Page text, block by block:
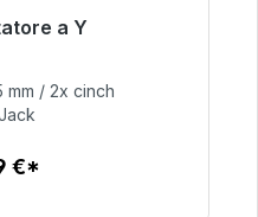
a Y
immediata, tempo di
€
mm / 2x cinch
€*